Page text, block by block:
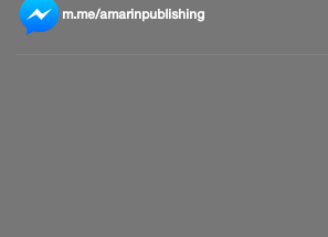
m.me/amarinpublishing